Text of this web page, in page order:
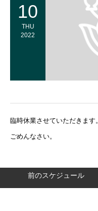
10
THU
2022
臨時休業させていただきます。
ごめんなさい。
前のスケジュール